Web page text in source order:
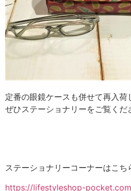
定番の眼鏡ケースも併せて再入荷
ぜひステーショナリーをご覧くだ
ステーショナリーコーナーはこち
https://lifestyleshop-